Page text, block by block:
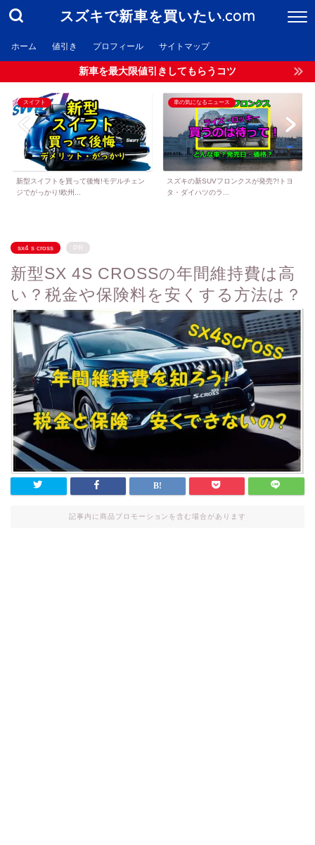
スズキで新車を買いたい.com
ホーム 値引き プロフィール サイトマップ
新車を最大限値引きしてもらうコツ
スイフト
新型スイフトを買って後悔!モデルチェン
ジでがっかり!欧州...
車の気になるニュース
スズキの新SUVフロンクスが発売?!トヨ
タ・ダイハツのラ...
sx4 s cross PR
新型SX 4S CROSSの年間維持費は高
い？税金や保険料を安くする方法は？
記事内に商品プロモーションを含む場合があります